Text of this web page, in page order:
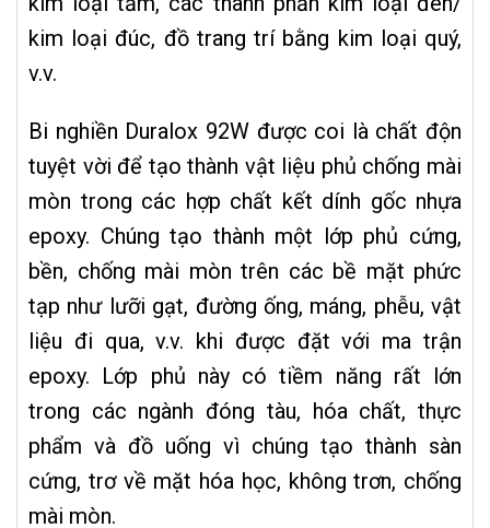
kim loại đúc, đồ trang trí bằng kim loại quý,
v.v.
Bi nghiền Duralox 92W được coi là chất độn
tuyệt vời để tạo thành vật liệu phủ chống mài
mòn trong các hợp chất kết dính gốc nhựa
epoxy. Chúng tạo thành một lớp phủ cứng,
bền, chống mài mòn trên các bề mặt phức
tạp như lưỡi gạt, đường ống, máng, phễu, vật
liệu đi qua, v.v. khi được đặt với ma trận
epoxy. Lớp phủ này có tiềm năng rất lớn
trong các ngành đóng tàu, hóa chất, thực
phẩm và đồ uống vì chúng tạo thành sàn
cứng, trơ về mặt hóa học, không trơn, chống
mài mòn.